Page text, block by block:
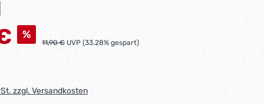
%
Regulärer Preis:
11,90 € UVP (33.28% gespart)
zzgl. Versandkosten